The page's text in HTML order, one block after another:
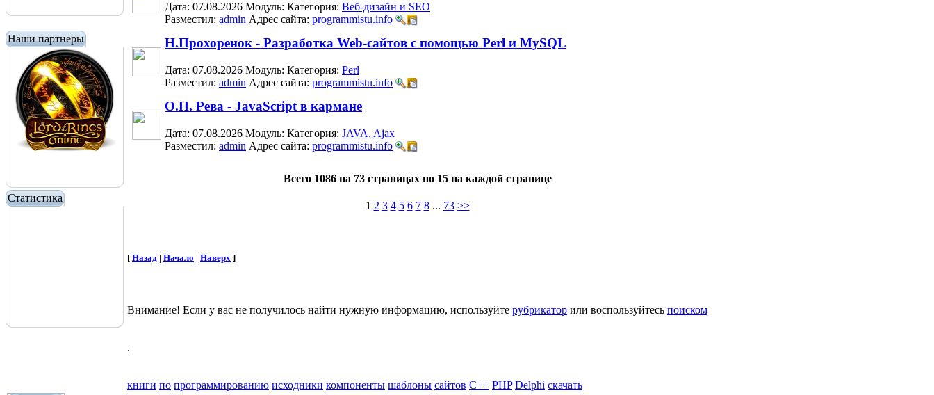
Наши партнеры
Статистика
Дата: 07.08.2026 Модуль: Категория: Веб-дизайн и SEO
Разместил: admin Адрес сайта: programmistu.info
Н.Прохоренок - Разработка Web-сайтов с помощью Perl и MySQL
Дата: 07.08.2026 Модуль: Категория: Perl
Разместил: admin Адрес сайта: programmistu.info
О.Н. Рева - JavaScript в кармане
Дата: 07.08.2026 Модуль: Категория: JAVA, Ajax
Разместил: admin Адрес сайта: programmistu.info
Всего 1086 на 73 страницах по 15 на каждой странице
1 2 3 4 5 6 7 8 ... 73 >>
[ Назад | Начало | Наверх ]
Внимание! Если у вас не получилось найти нужную информацию, используйте рубрикатор или воспользуйтесь поиском
.
книги по программированию исходники компоненты шаблоны сайтов C++ PHP Delphi скачать